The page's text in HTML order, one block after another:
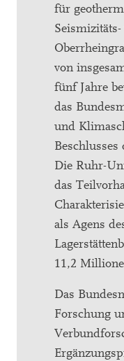
für
von
fünf Jahre
das
und
Beschlusses
Die Ruhr-
das
als Agens
11,2
Das
Forschung